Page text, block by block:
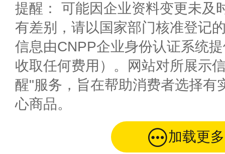
提醒： 可能因企业资料变更未及
有差别，请以国家部门核准登记
信息由CNPP企业身份认证系统
收取任何费用）。网站对所展示
醒"服务，旨在帮助消费者选择有
心商品。
加载更多